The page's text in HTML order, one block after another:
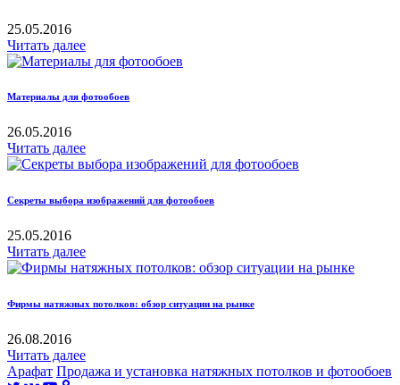
25.05.2016
Читать далее
Материалы для фотообоев
26.05.2016
Читать далее
Секреты выбора изображений для фотообоев
25.05.2016
Читать далее
Фирмы натяжных потолков: обзор ситуации на рынке
26.08.2016
Читать далее
Арафат Продажа и установка натяжных потолков и фотообоев